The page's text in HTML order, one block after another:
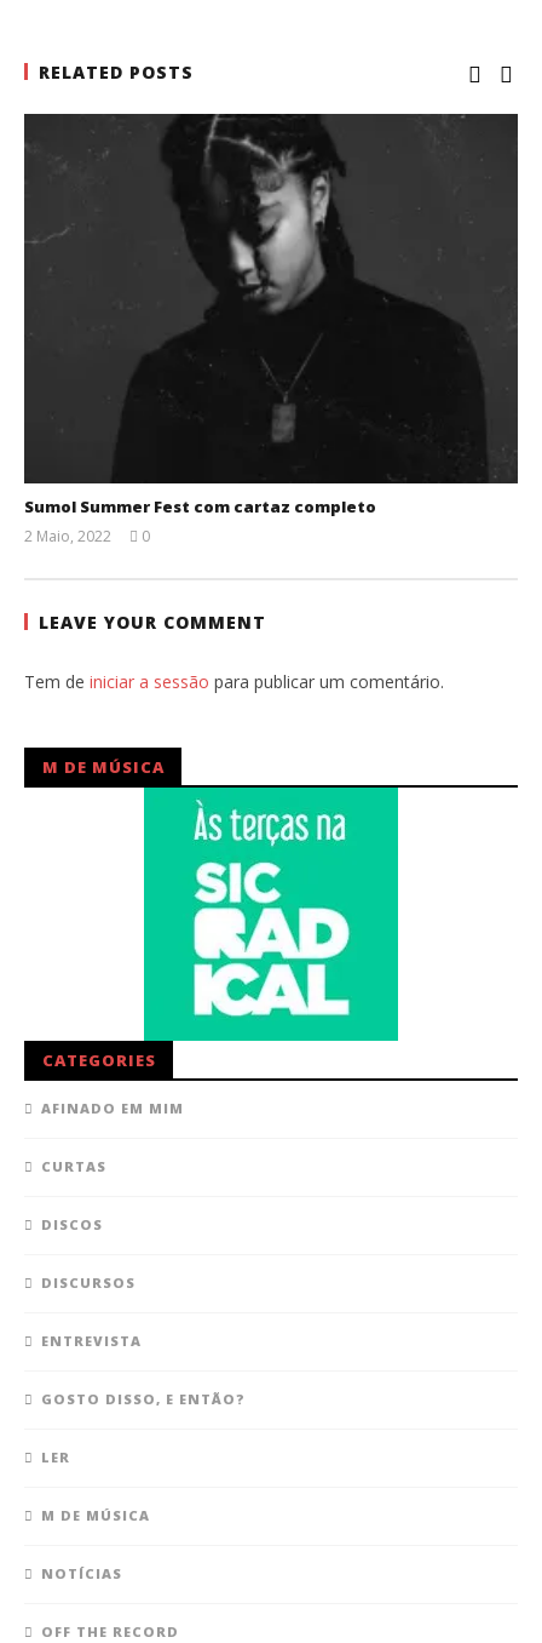
RELATED POSTS
Sumol Summer Fest com cartaz completo
2 Maio, 2022
Ventura
0
LEAVE YOUR COMMENT
Tem de iniciar a sessão para publicar um comentário.
M DE MÚSICA
CATEGORIES
AFINADO EM MIM
CURTAS
DISCOS
DISCURSOS
ENTREVISTA
GOSTO DISSO, E ENTÃO?
LER
M DE MÚSICA
NOTÍCIAS
OFF THE RECORD